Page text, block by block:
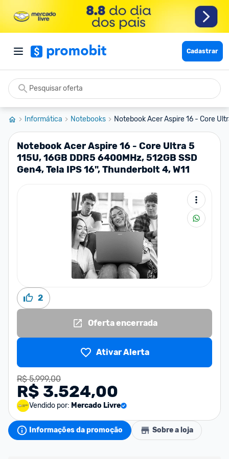
Cadastrar
Informática Notebooks Notebook Acer Aspire 16 - Core
Notebook Acer Aspire 16 - Core Ultra 5
115U, 16GB DDR5 6400MHz, 512GB SSD
Gen4, Tela IPS 16", Thunderbolt 4, W11
2
Oferta encerrada
Ativar Alerta
R$ 5.999,00
R$ 3.524,00
Vendido por: Mercado Livre
Informações da promoção Sobre a loja